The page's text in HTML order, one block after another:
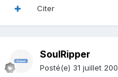
Citer
SoulRipper
Posté(e) 31 juillet